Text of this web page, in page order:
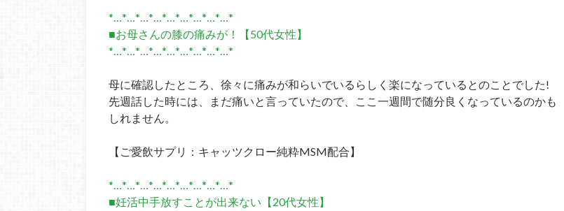
*…*…*…*…*…*…*…*…*…*
■お母さんの膝の痛みが！【50代女性】
*…*…*…*…*…*…*…*…*…*
母に確認したところ、徐々に痛みが和らいでいるらしく楽になっているとのことでした!
先週話した時には、まだ痛いと言っていたので、ここ一週間で随分良くなっているのかも
しれません。
【ご愛飲サプリ：キャッツクロー純粋MSM配合】
*…*…*…*…*…*…*…*…*…*
■妊活中手放すことが出来ない【20代女性】